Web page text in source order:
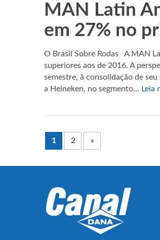
MAN Latin
em 27% no
O Brasil Sobre Rodas A MAN
superiores aos de 2016. A
semestre, à consolidação de
a Heineken, no segmento… Leia
1 2 »